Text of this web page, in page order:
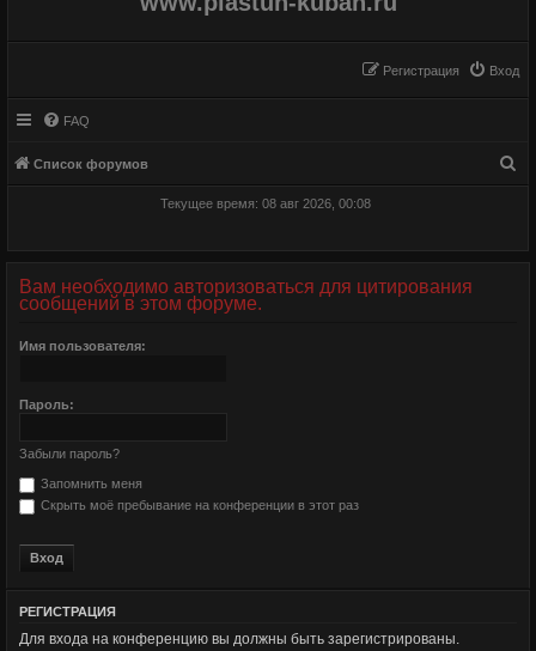
Вход
Регистрация
FAQ
Список форумов
Текущее время: 08 авг 2026, 00:08
Вам необходимо авторизоваться для цитирования
сообщений в этом форуме.
Имя пользователя:
Пароль:
Забыли пароль?
Запомнить меня
Скрыть моё пребывание на конференции в этот раз
РЕГИСТРАЦИЯ
Для входа на конференцию вы должны быть зарегистрированы.